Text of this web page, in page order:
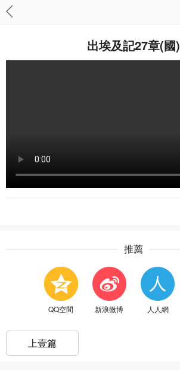
出埃及記27章(國)
推薦
QQ空間 新浪微博 人人網
上壹篇